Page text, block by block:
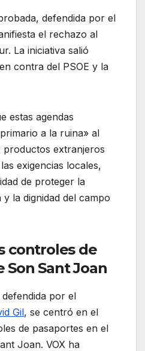
defendida por el
el rechazo al
La iniciativa salió
contra del PSOE y la
estas agendas
a la ruina» al
productos extranjeros
exigencias locales,
de proteger la
la dignidad del campo
controles de
Son Sant Joan
defendida por el
Gil, se centró en el
de pasaportes en el
Joan. VOX ha